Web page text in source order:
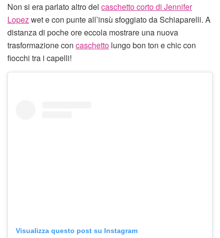
Non si era parlato altro del caschetto corto di Jennifer
Lopezwet e con punte all’insù sfoggiato da Schiaparelli. A
distanza di poche ore eccola mostrare una nuova
trasformazione con caschetto lungo bon ton e chic con
fiocchi tra i capelli!
Visualizza questo post su Instagram